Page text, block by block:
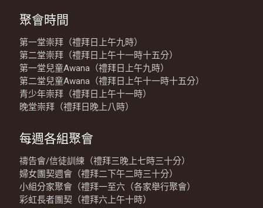
聚會時間
第一堂崇拜（禮拜日上午九時）
第二堂崇拜（禮拜日上午十一時十五分）
第一堂兒童Awana（禮拜日上午九時）
第二堂兒童Awana（禮拜日上午十一時十五分）
青少年崇拜（禮拜日上午十一時）
晚堂崇拜（禮拜日晚上八時）
每週各組聚會
禱告會/信徒訓練（禮拜三晚上七時三十分）
婦女團契週會（禮拜二下午二時三十分）
小組分家聚會（禮拜一至六（各家舉行聚會）
彩虹長者團契（禮拜六上午十時）